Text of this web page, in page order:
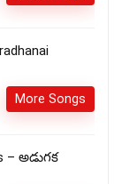
More Songs
– అడుగక